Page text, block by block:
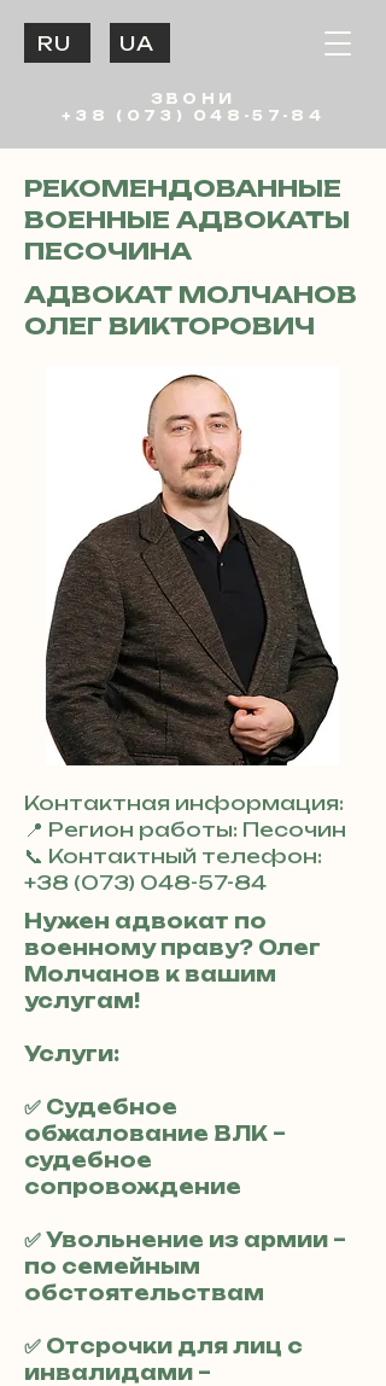
ЗВОНИ
+38 (073) 048-57-84
UA
RU
РЕКОМЕНДОВАННЫЕ
ВОЕННЫЕ АДВОКАТЫ
ПЕСОЧИНА
АДВОКАТ МОЛЧАНОВ
ОЛЕГ ВИКТОРОВИЧ
Контактная информация:
📍 Регион работы: Песочин
📞 Контактный телефон:
+38 (073) 048-57-84
Нужен адвокат по
военному праву? Олег
Молчанов к вашим
услугам!
Услуги:
✅ Судебное
обжалование ВЛК –
судебное
сопровождение
✅ Увольнение из армии –
по семейным
обстоятельствам
✅ Отсрочки для лиц с
инвалидами –